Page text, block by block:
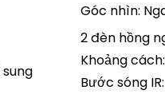
Góc nhìn:
2 đèn hồng
Khoảng
Bước sóng